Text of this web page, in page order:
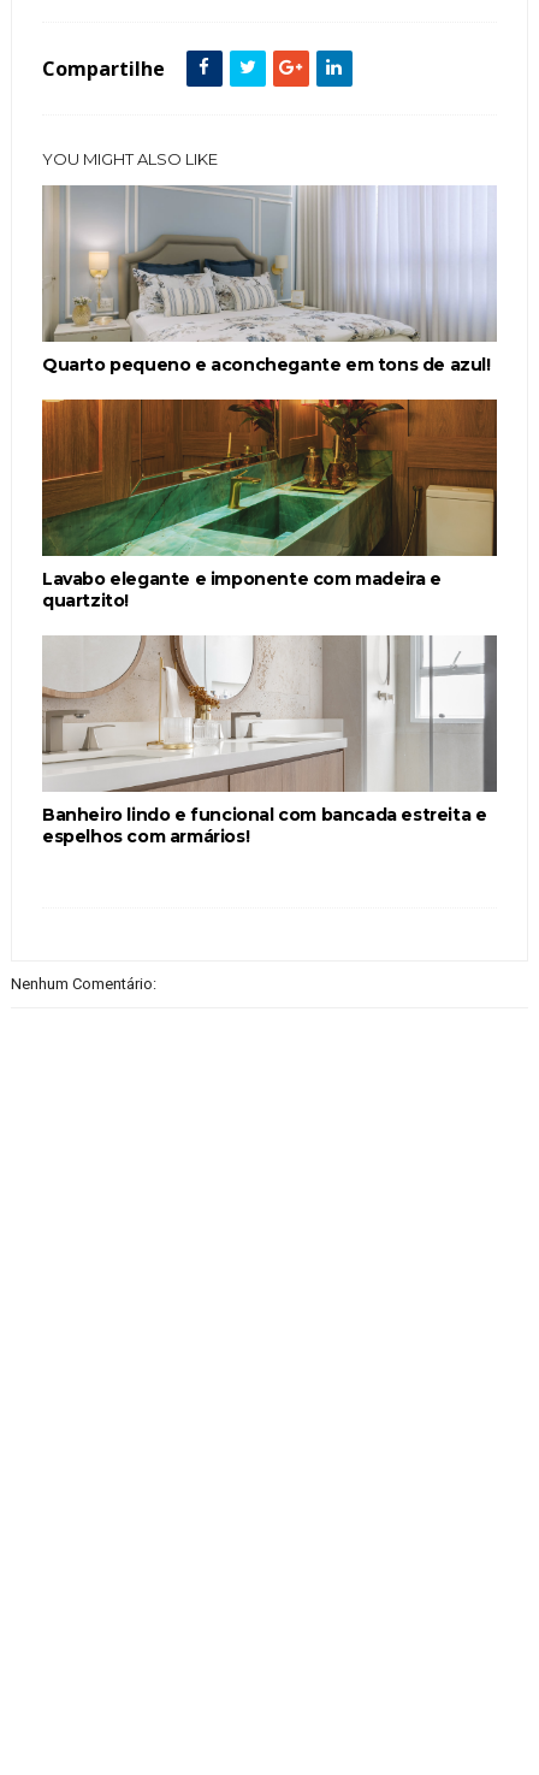
Compartilhe
YOU MIGHT ALSO LIKE
Quarto pequeno e aconchegante em tons de azul!
Lavabo elegante e imponente com madeira e
quartzito!
Banheiro lindo e funcional com bancada estreita e
espelhos com armários!
Nenhum Comentário: